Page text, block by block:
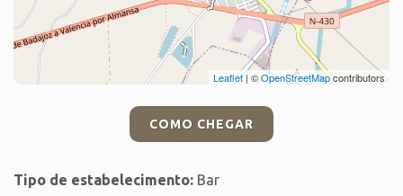
Leaflet| ©OpenStreetMapcontributors
COMO CHEGAR
Tipo de estabelecimento: Bar